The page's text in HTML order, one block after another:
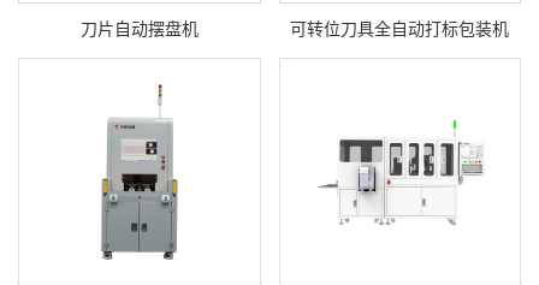
刀片自动摆盘机 可转位刀具全自动打标包装机